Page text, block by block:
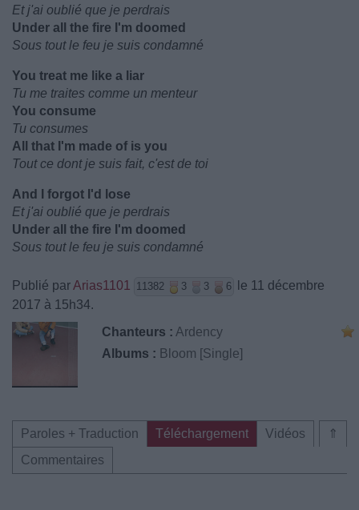
Et j'ai oublié que je perdrais
Under all the fire I'm doomed
Sous tout le feu je suis condamné
You treat me like a liar
Tu me traites comme un menteur
You consume
Tu consumes
All that I'm made of is you
Tout ce dont je suis fait, c'est de toi
And I forgot I'd lose
Et j'ai oublié que je perdrais
Under all the fire I'm doomed
Sous tout le feu je suis condamné
Publié parArias1101 11382 3 3 6
le 11 décembre
2017 à 15h34.
Chanteurs : Ardency
Albums : Bloom [Single]
⇑
Paroles + Traduction Téléchargement
Vidéos
Commentaires